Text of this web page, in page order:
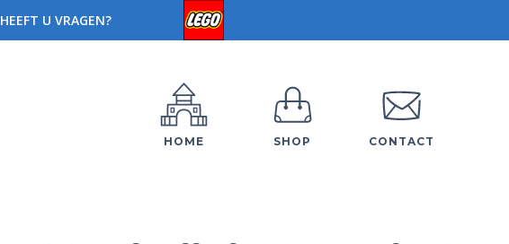
HEEFT U VRAGEN?
HOME SHOP CONTACT